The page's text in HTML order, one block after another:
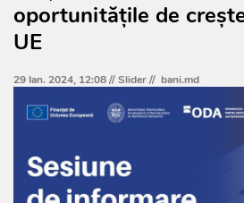
oportunitățile de
UE
29 Ian. 2024, 12:08 //Slider// bani.md